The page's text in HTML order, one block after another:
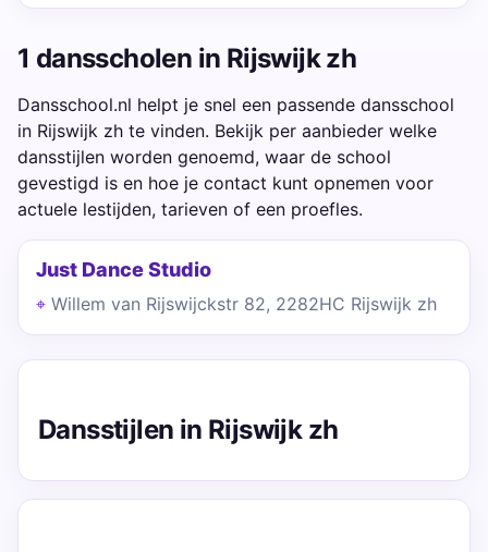
1 dansscholen in Rijswijk zh
Dansschool.nl helpt je snel een passende dansschool
in Rijswijk zh te vinden. Bekijk per aanbieder welke
dansstijlen worden genoemd, waar de school
gevestigd is en hoe je contact kunt opnemen voor
actuele lestijden, tarieven of een proefles.
Just Dance Studio
Willem van Rijswijckstr 82, 2282HC Rijswijk zh
Dansstijlen in Rijswijk zh